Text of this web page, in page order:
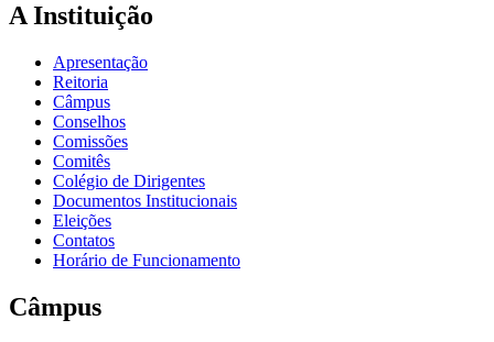
A Instituição
Apresentação
Reitoria
Câmpus
Conselhos
Comissões
Comitês
Colégio de Dirigentes
Documentos Institucionais
Eleições
Contatos
Horário de Funcionamento
Câmpus